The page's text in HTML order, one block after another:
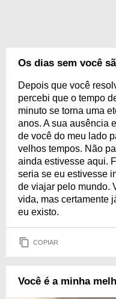
Os dias sem você
Depois que você
percebi que o tempo
minuto se torna uma
anos. A sua ausência
de você do meu lado
velhos tempos. Não
ainda estivesse aqui.
seria se eu estivesse
de viajar pelo mundo.
vida, mas certamente
eu existo.
COPIAR
Você é a minha